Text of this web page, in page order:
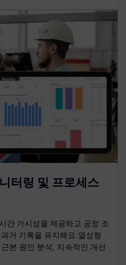
터링 및 프로세스
간 가시성을 제공하고 공정 조
거 기록을 유지해요.열성형
본 원인 분석, 지속적인 개선